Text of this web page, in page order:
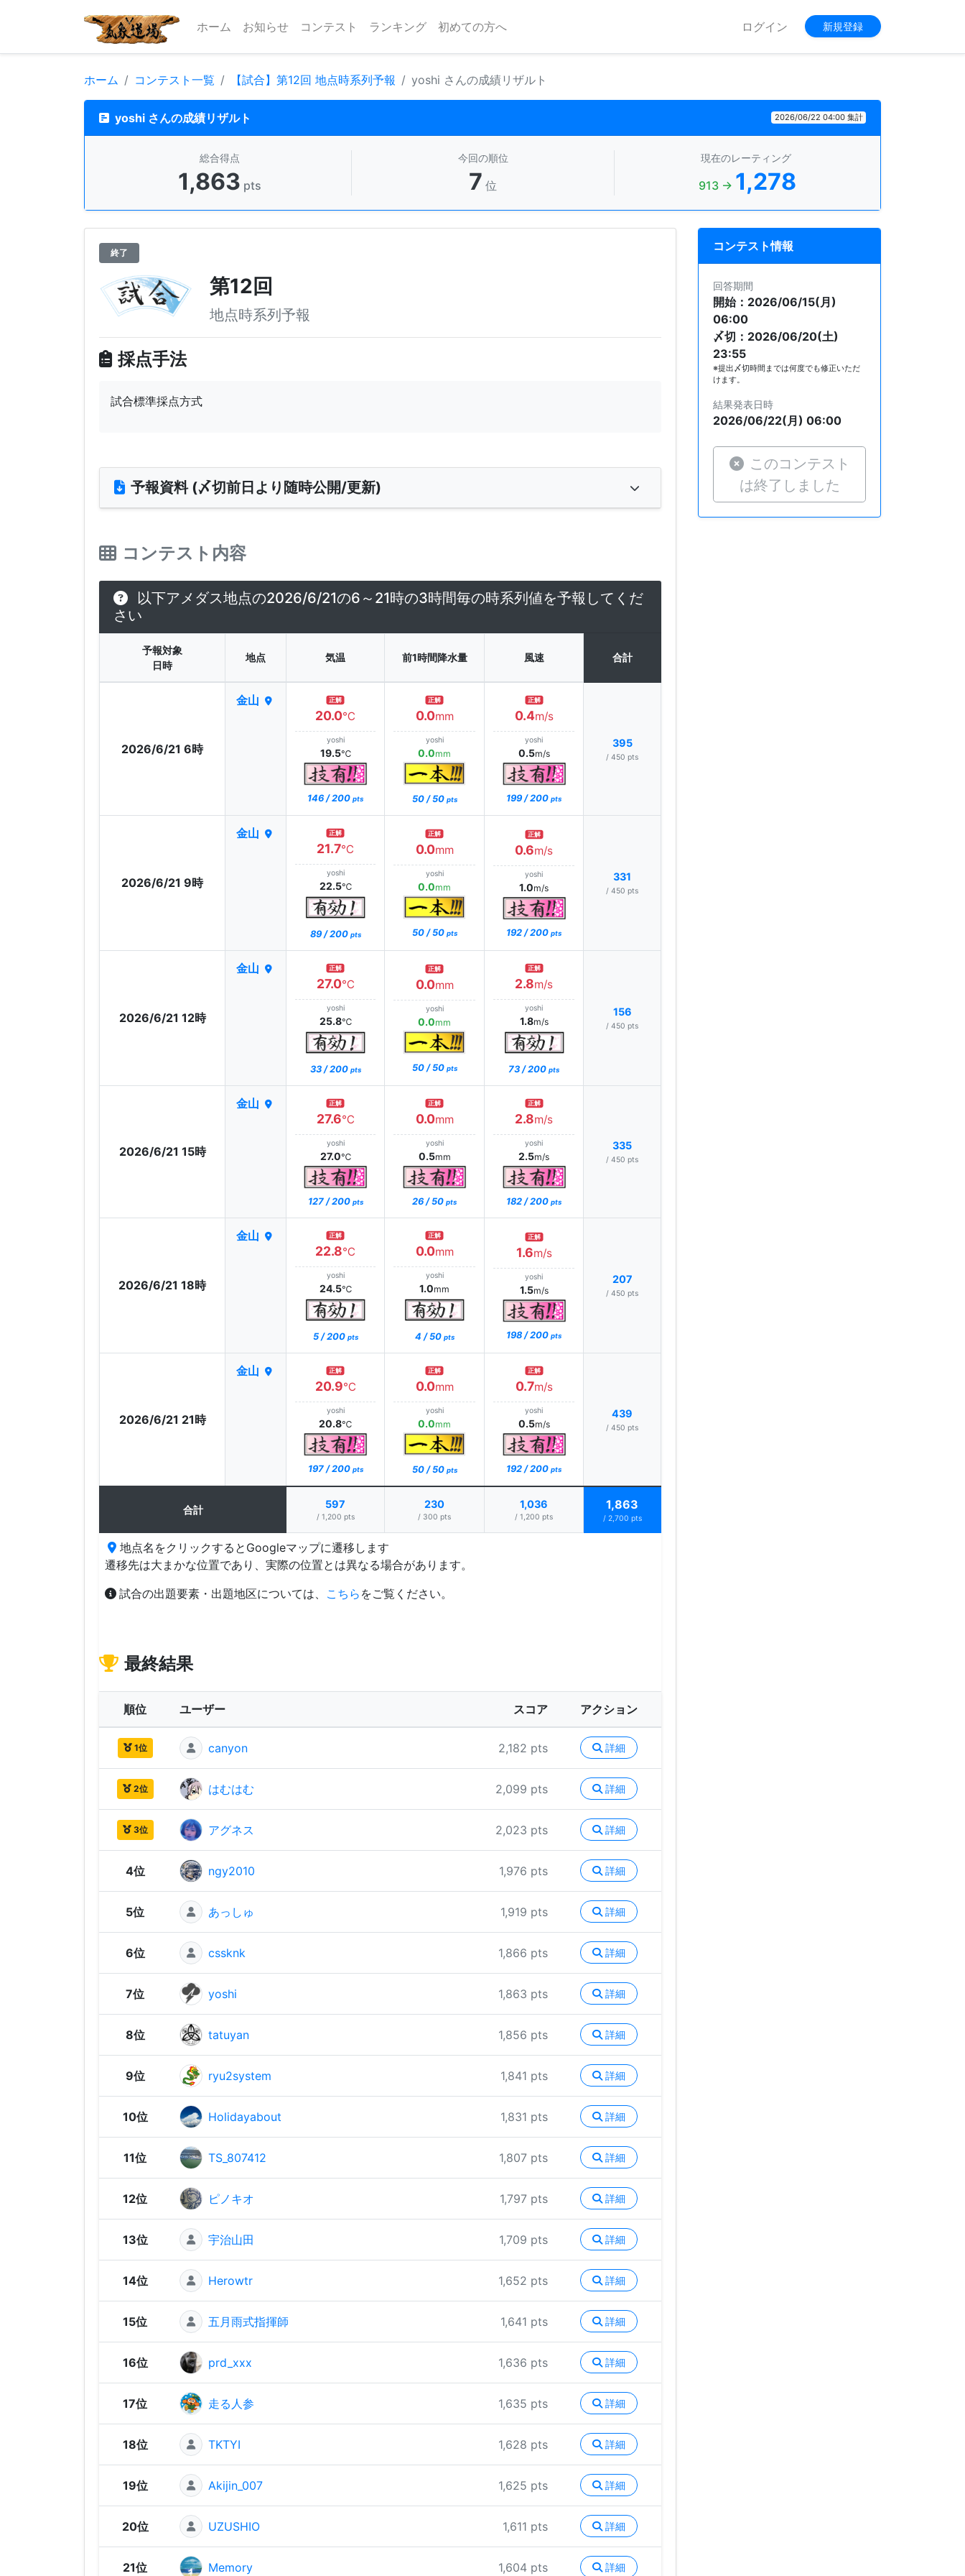
ホーム お知らせ コンテスト ランキング 初めての方へ ログイン 新規登録
ホーム コンテスト一覧 【試合】第12回 地点時系列予報 yoshi さんの成績リザルト
yoshi さんの成績リザルト 2026/06/22 04:00 集計
総合得点
1,863 pts
今回の順位
7 位
現在のレーティング
913 → 1,278
終了
第12回
地点時系列予報
採点手法
試合標準採点方式
予報資料 (〆切前日より随時公開/更新)
コンテスト内容
以下アメダス地点の2026/6/21の6～21時の3時間毎の時系列値を予報してくだ
さい
予報対象
日時
地点 気温 前1時間降水量 風速 合計
2026/6/21 6時
金山 正解
20.0℃
yoshi
19.5℃
146 / 200 pts
正解
0.0mm
yoshi
0.0mm
50 / 50 pts
正解
0.4m/s
yoshi
0.5m/s
199 / 200 pts
395
/ 450 pts
2026/6/21 9時
金山 正解
21.7℃
yoshi
22.5℃
89 / 200 pts
正解
0.0mm
yoshi
0.0mm
50 / 50 pts
正解
0.6m/s
yoshi
1.0m/s
192 / 200 pts
331
/ 450 pts
2026/6/21 12時
金山 正解
27.0℃
yoshi
25.8℃
33 / 200 pts
正解
0.0mm
yoshi
0.0mm
50 / 50 pts
正解
2.8m/s
yoshi
1.8m/s
73 / 200 pts
156
/ 450 pts
2026/6/21 15時
金山 正解
27.6℃
yoshi
27.0℃
127 / 200 pts
正解
0.0mm
yoshi
0.5mm
26 / 50 pts
正解
2.8m/s
yoshi
2.5m/s
182 / 200 pts
335
/ 450 pts
2026/6/21 18時
金山 正解
22.8℃
yoshi
24.5℃
5 / 200 pts
正解
0.0mm
yoshi
1.0mm
4 / 50 pts
正解
1.6m/s
yoshi
1.5m/s
198 / 200 pts
207
/ 450 pts
2026/6/21 21時
金山 正解
20.9℃
yoshi
20.8℃
197 / 200 pts
正解
0.0mm
yoshi
0.0mm
50 / 50 pts
正解
0.7m/s
yoshi
0.5m/s
192 / 200 pts
439
/ 450 pts
合計 597
/ 1,200 pts
230
/ 300 pts
1,036
/ 1,200 pts
1,863
/ 2,700 pts
地点名をクリックするとGoogleマップに遷移します
遷移先は大まかな位置であり、実際の位置とは異なる場合があります。
試合の出題要素・出題地区については、 こちら をご覧ください。
最終結果
順位 ユーザー スコア アクション
1位 canyon 2,182 pts 詳細
2位 はむはむ 2,099 pts 詳細
3位 アグネス 2,023 pts 詳細
4位 ngy2010 1,976 pts 詳細
5位 あっしゅ 1,919 pts 詳細
6位 cssknk 1,866 pts 詳細
7位 yoshi 1,863 pts 詳細
8位 tatuyan 1,856 pts 詳細
9位 ryu2system 1,841 pts 詳細
10位 Holidayabout 1,831 pts 詳細
11位 TS_807412 1,807 pts 詳細
12位 ピノキオ 1,797 pts 詳細
13位 宇治山田 1,709 pts 詳細
14位 Herowtr 1,652 pts 詳細
15位 五月雨式指揮師 1,641 pts 詳細
16位 prd_xxx 1,636 pts 詳細
17位 走る人参 1,635 pts 詳細
18位 TKTYI 1,628 pts 詳細
19位 Akijin_007 1,625 pts 詳細
20位 UZUSHIO 1,611 pts 詳細
21位 Memory 1,604 pts 詳細
コンテスト情報
回答期間
開始：2026/06/15(月)
06:00
〆切：2026/06/20(土)
23:55
※提出〆切時間までは何度でも修正いただ
けます。
結果発表日時
2026/06/22(月) 06:00
このコンテスト
は終了しました